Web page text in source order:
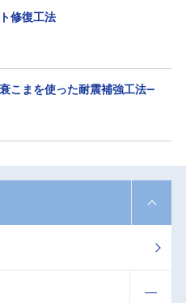
修復工法
こまを使った耐震補強工法―